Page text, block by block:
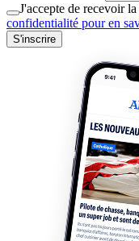
J'accepte de recevoir
confidentialité pour en
S'inscrire